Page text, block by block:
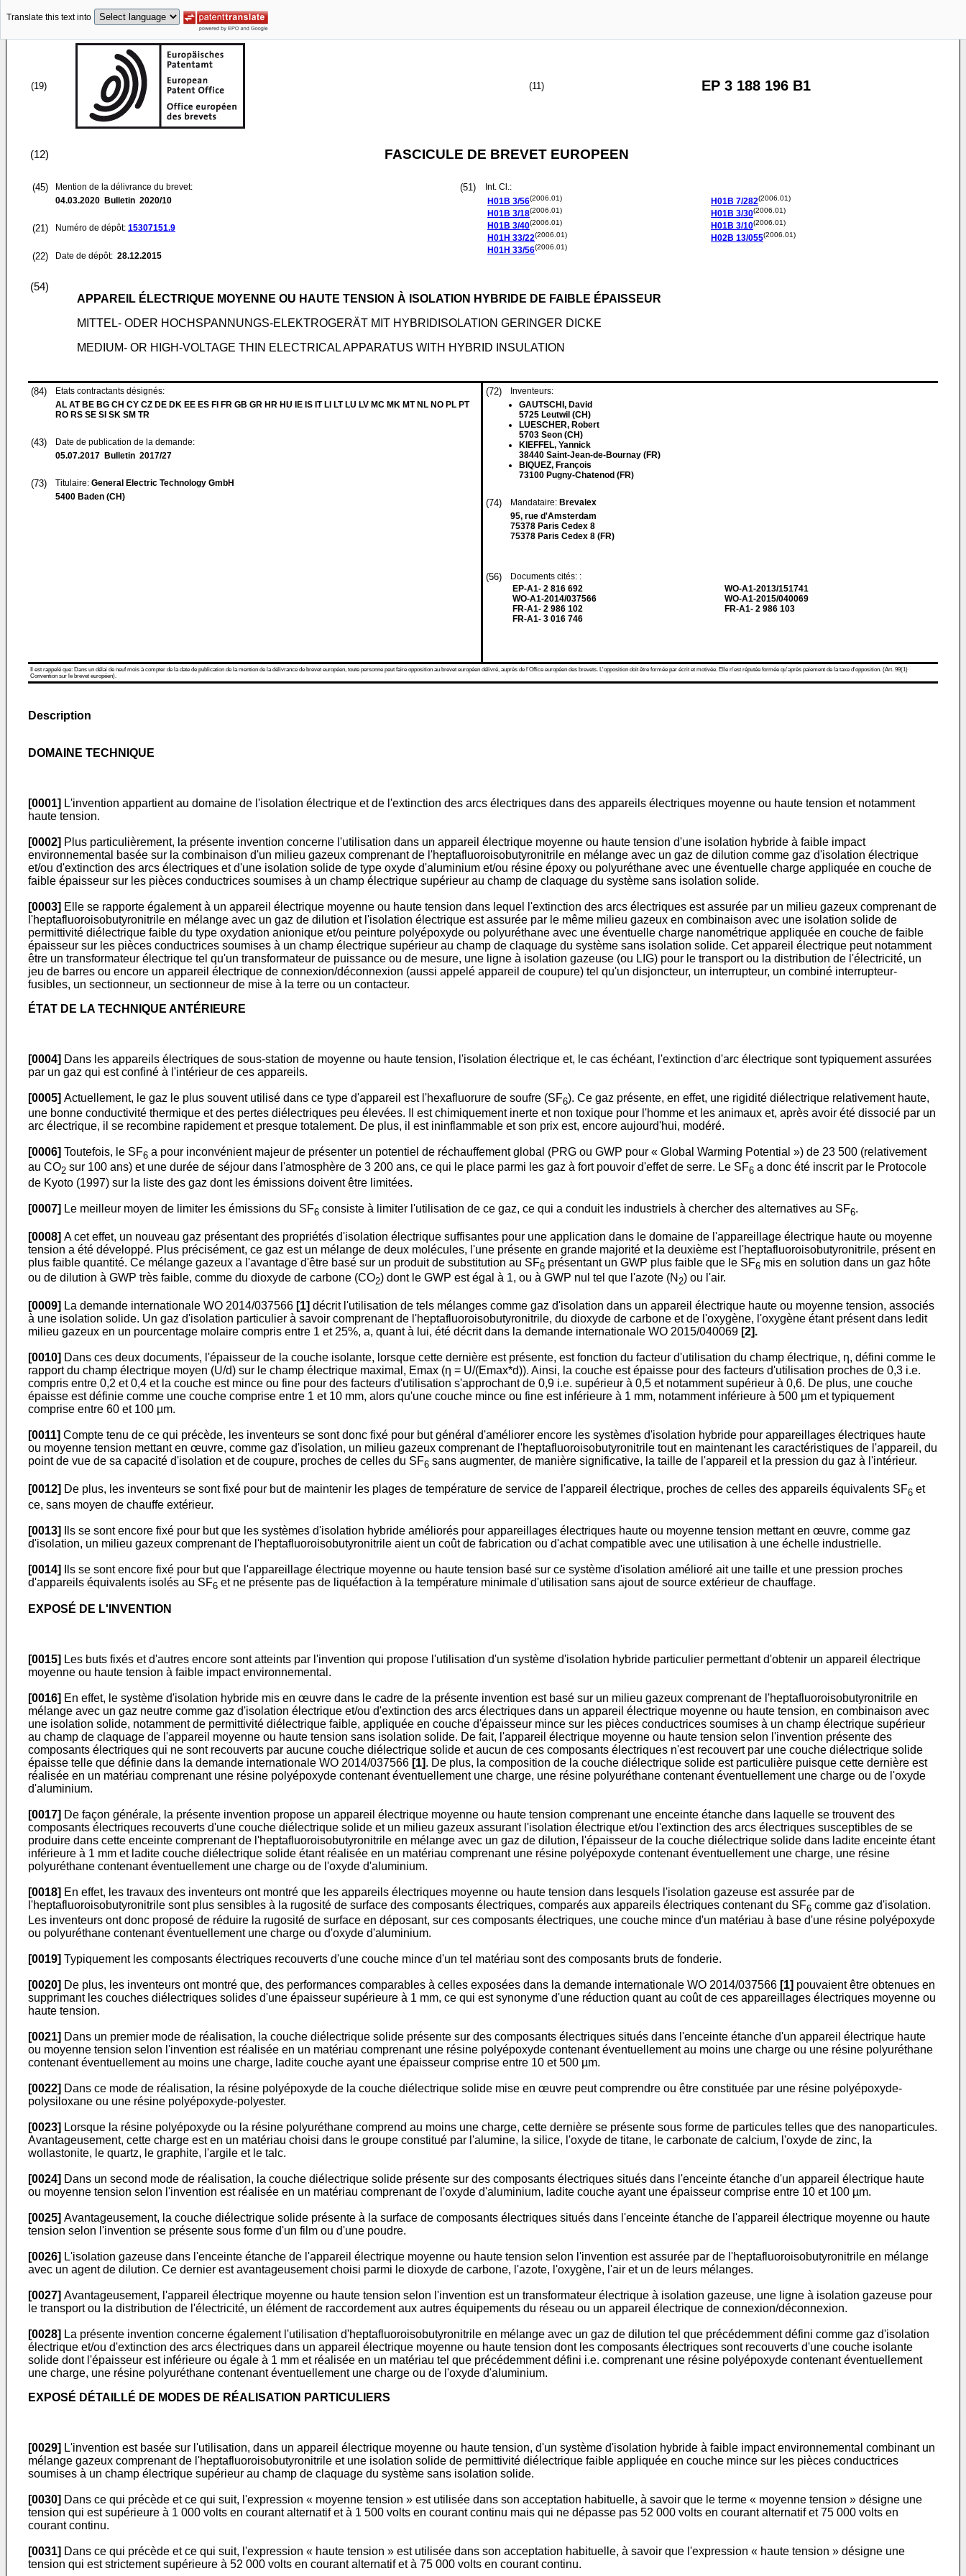
Translate this text into
(19) (11) EP 3 188 196 B1
(12) FASCICULE DE BREVET EUROPEEN
(45)
Mention de la délivrance du brevet:
04.03.2020 Bulletin 2020/10
(21) Numéro de dépôt: 15307151.9
(22) Date de dépôt: 28.12.2015
(51)
Int. Cl.:
H01B 3/56(2006.01)
H01B 3/18(2006.01)
H01B 3/40(2006.01)
H01H 33/22(2006.01)
H01H 33/56(2006.01)
H01B 7/282(2006.01)
H01B 3/30(2006.01)
H01B 3/10(2006.01)
H02B 13/055(2006.01)
(54)
APPAREIL ÉLECTRIQUE MOYENNE OU HAUTE TENSION À ISOLATION HYBRIDE DE FAIBLE ÉPAISSEUR
MITTEL- ODER HOCHSPANNUNGS-ELEKTROGERÄT MIT HYBRIDISOLATION GERINGER DICKE
MEDIUM- OR HIGH-VOLTAGE THIN ELECTRICAL APPARATUS WITH HYBRID INSULATION
(84)
Etats contractants désignés:
AL AT BE BG CH CY CZ DE DK EE ES FI FR GB GR HR HU IE IS IT LI LT LU LV MC MK MT NL NO PL PT
RO RS SE SI SK SM TR
(43)
Date de publication de la demande:
05.07.2017 Bulletin 2017/27
(73) Titulaire: General Electric Technology GmbH
5400 Baden (CH)
(72)
Inventeurs:
GAUTSCHI, David
5725 Leutwil (CH)
LUESCHER, Robert
5703 Seon (CH)
KIEFFEL, Yannick
38440 Saint-Jean-de-Bournay (FR)
BIQUEZ, François
73100 Pugny-Chatenod (FR)
(74) Mandataire: Brevalex
95, rue d'Amsterdam
75378 Paris Cedex 8
75378 Paris Cedex 8 (FR)
(56)
Documents cités: :
EP-A1- 2 816 692
WO-A1-2014/037566
FR-A1- 2 986 102
FR-A1- 3 016 746
WO-A1-2013/151741
WO-A1-2015/040069
FR-A1- 2 986 103
Il est rappelé que: Dans un délai de neuf mois à compter de la date de publication de la mention de la délivrance de brevet européen, toute personne peut faire opposition au brevet européen délivré, auprès de l'Office européen des brevets. L'opposition doit être formée par écrit et motivée. Elle n'est réputée formée qu'après paiement de la taxe d'opposition. (Art. 99(1)
Convention sur le brevet européen).
Description
DOMAINE TECHNIQUE
[0001] L'invention appartient au domaine de l'isolation électrique et de l'extinction des arcs électriques dans des appareils électriques moyenne ou haute tension et notamment
haute tension.
[0002] Plus particulièrement, la présente invention concerne l'utilisation dans un appareil électrique moyenne ou haute tension d'une isolation hybride à faible impact
environnemental basée sur la combinaison d'un milieu gazeux comprenant de l'heptafluoroisobutyronitrile en mélange avec un gaz de dilution comme gaz d'isolation électrique
et/ou d'extinction des arcs électriques et d'une isolation solide de type oxyde d'aluminium et/ou résine époxy ou polyuréthane avec une éventuelle charge appliquée en couche de
faible épaisseur sur les pièces conductrices soumises à un champ électrique supérieur au champ de claquage du système sans isolation solide.
[0003] Elle se rapporte également à un appareil électrique moyenne ou haute tension dans lequel l'extinction des arcs électriques est assurée par un milieu gazeux comprenant de
l'heptafluoroisobutyronitrile en mélange avec un gaz de dilution et l'isolation électrique est assurée par le même milieu gazeux en combinaison avec une isolation solide de
permittivité diélectrique faible du type oxydation anionique et/ou peinture polyépoxyde ou polyuréthane avec une éventuelle charge nanométrique appliquée en couche de faible
épaisseur sur les pièces conductrices soumises à un champ électrique supérieur au champ de claquage du système sans isolation solide. Cet appareil électrique peut notamment
être un transformateur électrique tel qu'un transformateur de puissance ou de mesure, une ligne à isolation gazeuse (ou LIG) pour le transport ou la distribution de l'électricité, un
jeu de barres ou encore un appareil électrique de connexion/déconnexion (aussi appelé appareil de coupure) tel qu'un disjoncteur, un interrupteur, un combiné interrupteur-
fusibles, un sectionneur, un sectionneur de mise à la terre ou un contacteur.
ÉTAT DE LA TECHNIQUE ANTÉRIEURE
[0004] Dans les appareils électriques de sous-station de moyenne ou haute tension, l'isolation électrique et, le cas échéant, l'extinction d'arc électrique sont typiquement assurées
par un gaz qui est confiné à l'intérieur de ces appareils.
[0005] Actuellement, le gaz le plus souvent utilisé dans ce type d'appareil est l'hexafluorure de soufre (SF6). Ce gaz présente, en effet, une rigidité diélectrique relativement haute,
une bonne conductivité thermique et des pertes diélectriques peu élevées. Il est chimiquement inerte et non toxique pour l'homme et les animaux et, après avoir été dissocié par un
arc électrique, il se recombine rapidement et presque totalement. De plus, il est ininflammable et son prix est, encore aujourd'hui, modéré.
[0006] Toutefois, le SF6 a pour inconvénient majeur de présenter un potentiel de réchauffement global (PRG ou GWP pour « Global Warming Potential ») de 23 500 (relativement
au CO2 sur 100 ans) et une durée de séjour dans l'atmosphère de 3 200 ans, ce qui le place parmi les gaz à fort pouvoir d'effet de serre. Le SF6 a donc été inscrit par le Protocole
de Kyoto (1997) sur la liste des gaz dont les émissions doivent être limitées.
[0007] Le meilleur moyen de limiter les émissions du SF6 consiste à limiter l'utilisation de ce gaz, ce qui a conduit les industriels à chercher des alternatives au SF6.
[0008] A cet effet, un nouveau gaz présentant des propriétés d'isolation électrique suffisantes pour une application dans le domaine de l'appareillage électrique haute ou moyenne
tension a été développé. Plus précisément, ce gaz est un mélange de deux molécules, l'une présente en grande majorité et la deuxième est l'heptafluoroisobutyronitrile, présent en
plus faible quantité. Ce mélange gazeux a l'avantage d'être basé sur un produit de substitution au SF6 présentant un GWP plus faible que le SF6 mis en solution dans un gaz hôte
ou de dilution à GWP très faible, comme du dioxyde de carbone (CO2) dont le GWP est égal à 1, ou à GWP nul tel que l'azote (N 2) ou l'air.
[0009] La demande internationale WO 2014/037566 [1] décrit l'utilisation de tels mélanges comme gaz d'isolation dans un appareil électrique haute ou moyenne tension, associés
à une isolation solide. Un gaz d'isolation particulier à savoir comprenant de l'heptafluoroisobutyronitrile, du dioxyde de carbone et de l'oxygène, l'oxygène étant présent dans ledit
milieu gazeux en un pourcentage molaire compris entre 1 et 25%, a, quant à lui, été décrit dans la demande internationale WO 2015/040069 [2].
[0010] Dans ces deux documents, l'épaisseur de la couche isolante, lorsque cette dernière est présente, est fonction du facteur d'utilisation du champ électrique, η, défini comme le
rapport du champ électrique moyen (U/d) sur le champ électrique maximal, Emax (η = U/(Emax*d)). Ainsi, la couche est épaisse pour des facteurs d'utilisation proches de 0,3 i.e.
compris entre 0,2 et 0,4 et la couche est mince ou fine pour des facteurs d'utilisation s'approchant de 0,9 i.e. supérieur à 0,5 et notamment supérieur à 0,6. De plus, une couche
épaisse est définie comme une couche comprise entre 1 et 10 mm, alors qu'une couche mince ou fine est inférieure à 1 mm, notamment inférieure à 500 µm et typiquement
comprise entre 60 et 100 µm.
[0011] Compte tenu de ce qui précède, les inventeurs se sont donc fixé pour but général d'améliorer encore les systèmes d'isolation hybride pour appareillages électriques haute
ou moyenne tension mettant en œuvre, comme gaz d'isolation, un milieu gazeux comprenant de l'heptafluoroisobutyronitrile tout en maintenant les caractéristiques de l'appareil, du
point de vue de sa capacité d'isolation et de coupure, proches de celles du SF6 sans augmenter, de manière significative, la taille de l'appareil et la pression du gaz à l'intérieur.
[0012] De plus, les inventeurs se sont fixé pour but de maintenir les plages de température de service de l'appareil électrique, proches de celles des appareils équivalents SF6 et
ce, sans moyen de chauffe extérieur.
[0013]
Ils se sont encore fixé pour but que les systèmes d'isolation hybride améliorés pour appareillages électriques haute ou moyenne tension mettant en œuvre, comme gaz
d'isolation, un milieu gazeux comprenant de l'heptafluoroisobutyronitrile aient un coût de fabrication ou d'achat compatible avec une utilisation à une échelle industrielle.
[0014]
Ils se sont encore fixé pour but que l'appareillage électrique moyenne ou haute tension basé sur ce système d'isolation amélioré ait une taille et une pression proches
d'appareils équivalents isolés au SF6 et ne présente pas de liquéfaction à la température minimale d'utilisation sans ajout de source extérieur de chauffage.
EXPOSÉ DE L'INVENTION
[0015] Les buts fixés et d'autres encore sont atteints par l'invention qui propose l'utilisation d'un système d'isolation hybride particulier permettant d'obtenir un appareil électrique
moyenne ou haute tension à faible impact environnemental.
[0016] En effet, le système d'isolation hybride mis en œuvre dans le cadre de la présente invention est basé sur un milieu gazeux comprenant de l'heptafluoroisobutyronitrile en
mélange avec un gaz neutre comme gaz d'isolation électrique et/ou d'extinction des arcs électriques dans un appareil électrique moyenne ou haute tension, en combinaison avec
une isolation solide, notamment de permittivité diélectrique faible, appliquée en couche d'épaisseur mince sur les pièces conductrices soumises à un champ électrique supérieur
au champ de claquage de l'appareil moyenne ou haute tension sans isolation solide. De fait, l'appareil électrique moyenne ou haute tension selon l'invention présente des
composants électriques qui ne sont recouverts par aucune couche diélectrique solide et aucun de ces composants électriques n'est recouvert par une couche diélectrique solide
épaisse telle que définie dans la demande internationale WO 2014/037566 [1]. De plus, la composition de la couche diélectrique solide est particulière puisque cette dernière est
réalisée en un matériau comprenant une résine polyépoxyde contenant éventuellement une charge, une résine polyuréthane contenant éventuellement une charge ou de l'oxyde
d'aluminium.
[0017] De façon générale, la présente invention propose un appareil électrique moyenne ou haute tension comprenant une enceinte étanche dans laquelle se trouvent des
composants électriques recouverts d'une couche diélectrique solide et un milieu gazeux assurant l'isolation électrique et/ou l'extinction des arcs électriques susceptibles de se
produire dans cette enceinte comprenant de l'heptafluoroisobutyronitrile en mélange avec un gaz de dilution, l'épaisseur de la couche diélectrique solide dans ladite enceinte étant
inférieure à 1 mm et ladite couche diélectrique solide étant réalisée en un matériau comprenant une résine polyépoxyde contenant éventuellement une charge, une résine
polyuréthane contenant éventuellement une charge ou de l'oxyde d'aluminium.
[0018] En effet, les travaux des inventeurs ont montré que les appareils électriques moyenne ou haute tension dans lesquels l'isolation gazeuse est assurée par de
l'heptafluoroisobutyronitrile sont plus sensibles à la rugosité de surface des composants électriques, comparés aux appareils électriques contenant du SF6 comme gaz d'isolation.
Les inventeurs ont donc proposé de réduire la rugosité de surface en déposant, sur ces composants électriques, une couche mince d'un matériau à base d'une résine polyépoxyde
ou polyuréthane contenant éventuellement une charge ou d'oxyde d'aluminium.
[0019] Typiquement les composants électriques recouverts d'une couche mince d'un tel matériau sont des composants bruts de fonderie.
[0020] De plus, les inventeurs ont montré que, des performances comparables à celles exposées dans la demande internationale WO 2014/037566 [1] pouvaient être obtenues en
supprimant les couches diélectriques solides d'une épaisseur supérieure à 1 mm, ce qui est synonyme d'une réduction quant au coût de ces appareillages électriques moyenne ou
haute tension.
[0021] Dans un premier mode de réalisation, la couche diélectrique solide présente sur des composants électriques situés dans l'enceinte étanche d'un appareil électrique haute
ou moyenne tension selon l'invention est réalisée en un matériau comprenant une résine polyépoxyde contenant éventuellement au moins une charge ou une résine polyuréthane
contenant éventuellement au moins une charge, ladite couche ayant une épaisseur comprise entre 10 et 500 µm.
[0022] Dans ce mode de réalisation, la résine polyépoxyde de la couche diélectrique solide mise en œuvre peut comprendre ou être constituée par une résine polyépoxyde-
polysiloxane ou une résine polyépoxyde-polyester.
[0023] Lorsque la résine polyépoxyde ou la résine polyuréthane comprend au moins une charge, cette dernière se présente sous forme de particules telles que des nanoparticules.
Avantageusement, cette charge est en un matériau choisi dans le groupe constitué par l'alumine, la silice, l'oxyde de titane, le carbonate de calcium, l'oxyde de zinc, la
wollastonite, le quartz, le graphite, l'argile et le talc.
[0024] Dans un second mode de réalisation, la couche diélectrique solide présente sur des composants électriques situés dans l'enceinte étanche d'un appareil électrique haute
ou moyenne tension selon l'invention est réalisée en un matériau comprenant de l'oxyde d'aluminium, ladite couche ayant une épaisseur comprise entre 10 et 100 µm.
[0025] Avantageusement, la couche diélectrique solide présente à la surface de composants électriques situés dans l'enceinte étanche de l'appareil électrique moyenne ou haute
tension selon l'invention se présente sous forme d'un film ou d'une poudre.
[0026] L'isolation gazeuse dans l'enceinte étanche de l'appareil électrique moyenne ou haute tension selon l'invention est assurée par de l'heptafluoroisobutyronitrile en mélange
avec un agent de dilution. Ce dernier est avantageusement choisi parmi le dioxyde de carbone, l'azote, l'oxygène, l'air et un de leurs mélanges.
[0027] Avantageusement, l'appareil électrique moyenne ou haute tension selon l'invention est un transformateur électrique à isolation gazeuse, une ligne à isolation gazeuse pour
le transport ou la distribution de l'électricité, un élément de raccordement aux autres équipements du réseau ou un appareil électrique de connexion/déconnexion.
[0028] La présente invention concerne également l'utilisation d'heptafluoroisobutyronitrile en mélange avec un gaz de dilution tel que précédemment défini comme gaz d'isolation
électrique et/ou d'extinction des arcs électriques dans un appareil électrique moyenne ou haute tension dont les composants électriques sont recouverts d'une couche isolante
solide dont l'épaisseur est inférieure ou égale à 1 mm et réalisée en un matériau tel que précédemment défini i.e. comprenant une résine polyépoxyde contenant éventuellement
une charge, une résine polyuréthane contenant éventuellement une charge ou de l'oxyde d'aluminium.
EXPOSÉ DÉTAILLÉ DE MODES DE RÉALISATION PARTICULIERS
[0029] L'invention est basée sur l'utilisation, dans un appareil électrique moyenne ou haute tension, d'un système d'isolation hybride à faible impact environnemental combinant un
mélange gazeux comprenant de l'heptafluoroisobutyronitrile et une isolation solide de permittivité diélectrique faible appliquée en couche mince sur les pièces conductrices
soumises à un champ électrique supérieur au champ de claquage du système sans isolation solide.
[0030] Dans ce qui précède et ce qui suit, l'expression « moyenne tension » est utilisée dans son acceptation habituelle, à savoir que le terme « moyenne tension » désigne une
tension qui est supérieure à 1 000 volts en courant alternatif et à 1 500 volts en courant continu mais qui ne dépasse pas 52 000 volts en courant alternatif et 75 000 volts en
courant continu.
[0031] Dans ce qui précède et ce qui suit, l'expression « haute tension » est utilisée dans son acceptation habituelle, à savoir que l'expression « haute tension » désigne une
tension qui est strictement supérieure à 52 000 volts en courant alternatif et à 75 000 volts en courant continu.